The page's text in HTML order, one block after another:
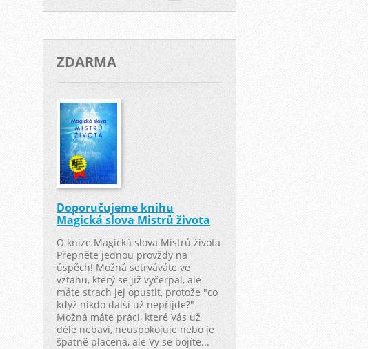
ZDARMA
Doporučujeme knihu
Magická slova Mistrů života
O knize Magická slova Mistrů života
Přepněte jednou provždy na
úspěch! Možná setrváváte ve
vztahu, který se již vyčerpal, ale
máte strach jej opustit, protože "co
když nikdo další už nepřijde?"
Možná máte práci, které Vás už
déle nebaví, neuspokojuje nebo je
špatně placená, ale Vy se bojíte...